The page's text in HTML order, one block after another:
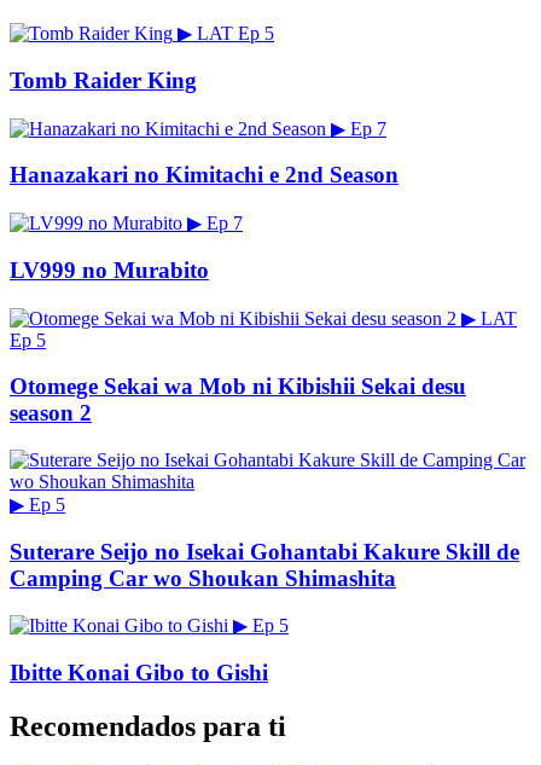
▶ LAT Ep 5
Tomb Raider King
▶ Ep 7
Hanazakari no Kimitachi e 2nd Season
▶ Ep 7
LV999 no Murabito
▶ LAT
Ep 5
Otomege Sekai wa Mob ni Kibishii Sekai desu
season 2
▶ Ep 5
Suterare Seijo no Isekai Gohantabi Kakure Skill de
Camping Car wo Shoukan Shimashita
▶ Ep 5
Ibitte Konai Gibo to Gishi
Recomendados para ti